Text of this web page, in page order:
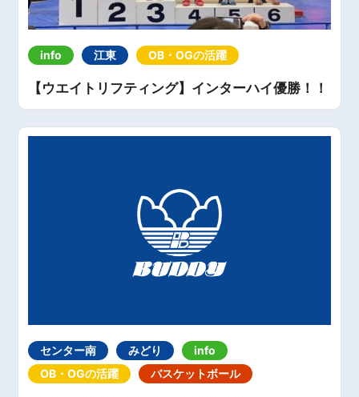
info 江東 OB・OGの活躍
【ウエイトリフティング】インターハイ優勝！！
センター南 みどり
info
OB・OGの活躍
バスケットボール